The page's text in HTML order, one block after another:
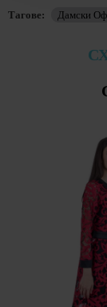
Тагове: Дамски